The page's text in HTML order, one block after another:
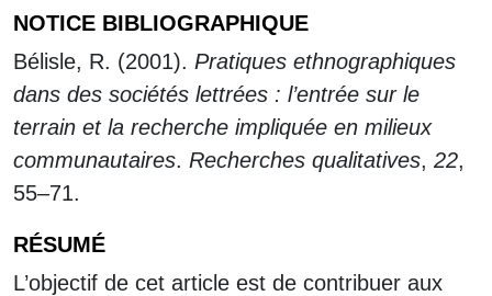
NOTICE BIBLIOGRAPHIQUE
Bélisle, R. (2001). Pratiques ethnographiques
dans des sociétés lettrées : l’entrée sur le
terrain et la recherche impliquée en milieux
communautaires. Recherches qualitatives, 22,
55–71.
RÉSUMÉ
L’objectif de cet article est de contribuer aux